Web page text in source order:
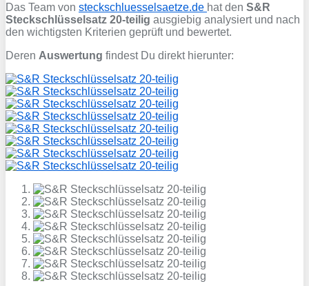
Das Team von steckschluesselsaetze.de hat den S&R
Steckschlüsselsatz 20-teilig ausgiebig analysiert und nach
den wichtigsten Kriterien geprüft und bewertet.
Deren Auswertung findest Du direkt hierunter: